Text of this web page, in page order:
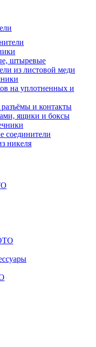
штыревые
из листовой меди
на уплотненных и
и контакты
ящики и боксы
соединители
никеля